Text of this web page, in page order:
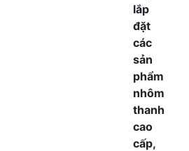
lắp
đặt
các
sản
phẩm
nhôm
thanh
cao
cấp,